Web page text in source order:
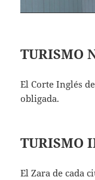
TURISMO
El Corte Inglés
obligada.
TURISMO
El Zara de cada